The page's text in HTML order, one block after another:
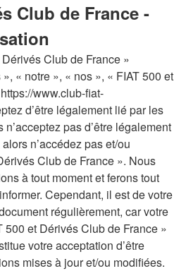
Club de France -
Club de France »
« notre », « nos », « FIAT 500 et
www.club-fiat-
d’être légalement lié par les
pas d’être légalement
n’accédez pas et/ou
Club de France ». Nous
à tout moment et ferons tout
Cependant, il est de votre
régulièrement, car votre
et Dérivés Club de France »
votre acceptation d’être
mises à jour et/ou modifiées.